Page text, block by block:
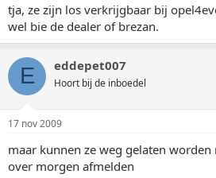
tja, ze zijn los verkrijgbaar bij
wel bie de dealer of brezan.
E eddepet007
Hoort bij de inboedel
17 nov 2009
maar kunnen ze weg gelaten
over morgen afmelden